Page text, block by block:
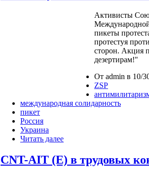
Активисты
пикеты
протестуя
сторон. Акция
дезертирам!"
От admin в 10/
ZSP
международная солидарность
пикет
Россия
Украина
Читать далее
CNT-AIT (E) в трудовых